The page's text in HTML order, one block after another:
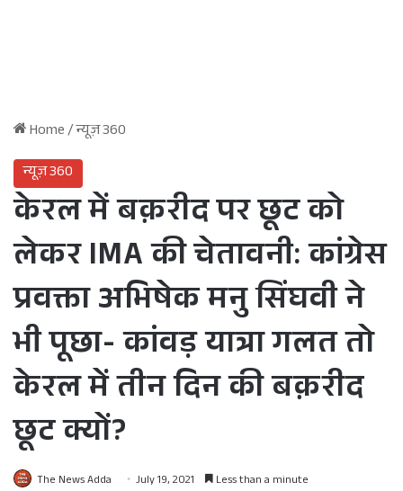
Home/न्यूज़ 360
न्यूज़ 360
केरल में बक़रीद पर छूट को
लेकर IMA की चेतावनी: कांग्रेस
प्रवक्ता अभिषेक मनु सिंघवी ने
भी पूछा- कांवड़ यात्रा गलत तो
केरल में तीन दिन की बक़रीद
छूट क्यों?
The News Adda July 19, 2021 Less than a minute